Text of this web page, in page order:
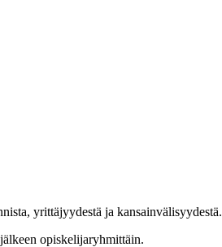
yrittäjyydestä ja kansainvälisyydestä.
opiskelijaryhmittäin.